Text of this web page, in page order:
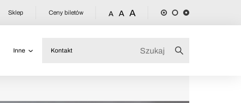
Sklep Ceny biletów A A A
Inne Kontakt